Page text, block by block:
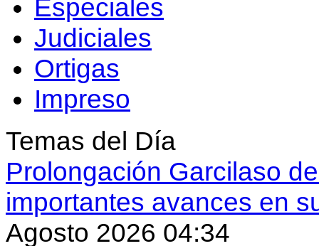
Especiales
Judiciales
Ortigas
Impreso
Temas del Día
Prolongación Garcilaso
importantes avances en
Agosto 2026 04:34